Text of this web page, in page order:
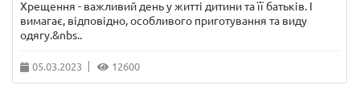
Хрещення - важливий день у житті дитини та її батьків. І
вимагає, відповідно, особливого приготування та виду
одягу.&nbs..
05.03.2023 12600